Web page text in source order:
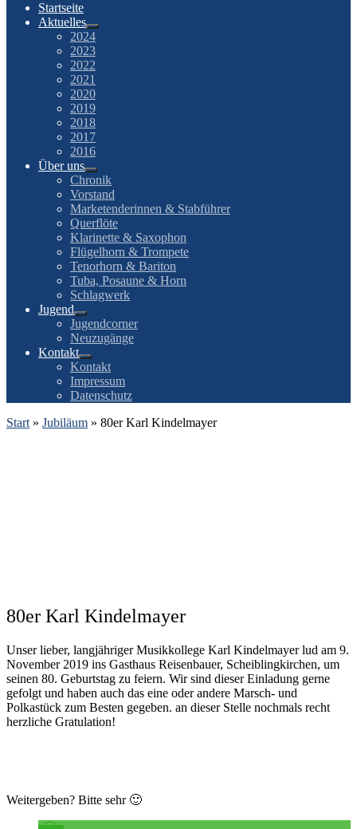
Startseite
Aktuelles
2024
2023
2022
2021
2020
2019
2018
2017
2016
Über uns
Chronik
Vorstand
Marketenderinnen & Stabführer
Querflöte
Klarinette & Saxophon
Flügelhorn & Trompete
Tenorhorn & Bariton
Tuba, Posaune & Horn
Schlagwerk
Jugend
Jugendcorner
Neuzugänge
Kontakt
Kontakt
Impressum
Datenschutz
Start » Jubiläum » 80er Karl Kindelmayer
80er Karl Kindelmayer
Unser lieber, langjähriger Musikkollege Karl Kindelmayer lud am 9.
November 2019 ins Gasthaus Reisenbauer, Scheiblingkirchen, um
seinen 80. Geburtstag zu feiern. Wir sind dieser Einladung gerne
gefolgt und haben auch das eine oder andere Marsch- und
Polkastück zum Besten gegeben. an dieser Stelle nochmals recht
herzliche Gratulation!
Weitergeben? Bitte sehr 🙂